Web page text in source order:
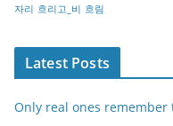
자리 흐리고_비 흐림
Latest Posts
Only real ones remember